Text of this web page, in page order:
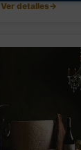
Ver detalles→